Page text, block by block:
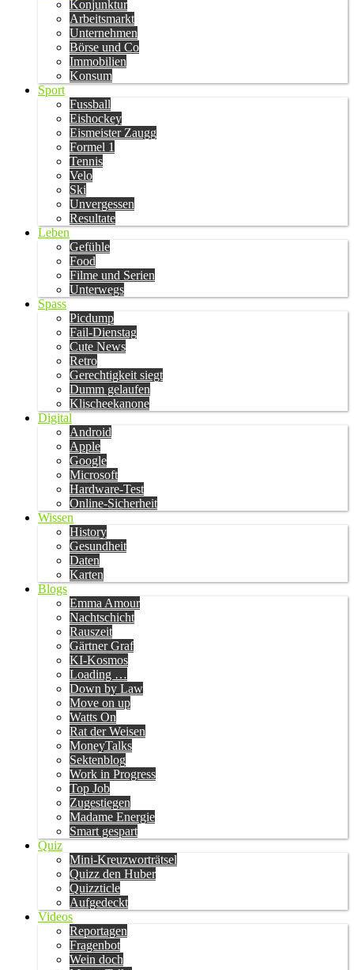
Konjunktur
Arbeitsmarkt
Unternehmen
Börse und Co
Immobilien
Konsum
Sport
Fussball
Eishockey
Eismeister Zaugg
Formel 1
Tennis
Velo
Ski
Unvergessen
Resultate
Leben
Gefühle
Food
Filme und Serien
Unterwegs
Spass
Picdump
Fail-Dienstag
Cute News
Retro
Gerechtigkeit siegt
Dumm gelaufen
Klischeekanone
Digital
Android
Apple
Google
Microsoft
Hardware-Test
Online-Sicherheit
Wissen
History
Gesundheit
Daten
Karten
Blogs
Emma Amour
Nachtschicht
Rauszeit
Gärtner Graf
KI-Kosmos
Loading …
Down by Law
Move on up
Watts On
Rat der Weisen
MoneyTalks
Sektenblog
Work in Progress
Top Job
Zugestiegen
Madame Energie
Smart gespart
Quiz
Mini-Kreuzworträtsel
Quizz den Huber
Quizzticle
Aufgedeckt
Videos
Reportagen
Fragenbot
Wein doch